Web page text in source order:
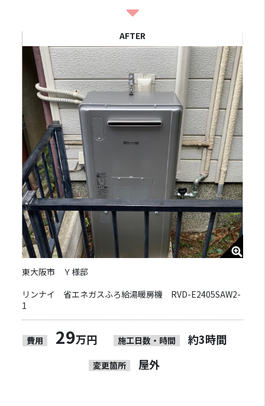
東大阪市 Ｙ様邸
リンナイ 省エネガスふろ給湯暖房機 RVD-E2405SAW2-
1
費用 29万円 施工日数・時間 約3時間
変更箇所 屋外